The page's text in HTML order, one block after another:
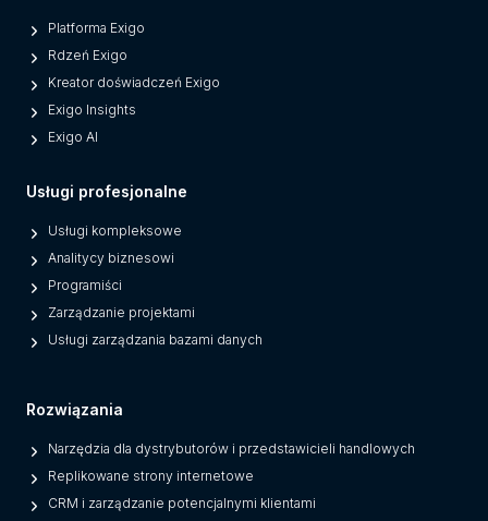
Platforma Exigo
Rdzeń Exigo
Kreator doświadczeń Exigo
Exigo Insights
Exigo AI
Usługi profesjonalne
Usługi kompleksowe
Analitycy biznesowi
Programiści
Zarządzanie projektami
Usługi zarządzania bazami danych
Rozwiązania
Narzędzia dla dystrybutorów i przedstawicieli handlowych
Replikowane strony internetowe
CRM i zarządzanie potencjalnymi klientami